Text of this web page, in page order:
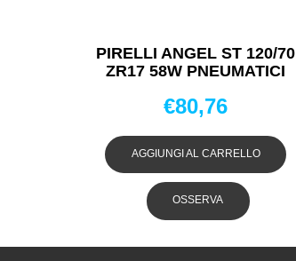
PIRELLI ANGEL ST 120/70
ZR17 58W PNEUMATICI
€80,76
AGGIUNGI AL CARRELLO
OSSERVA